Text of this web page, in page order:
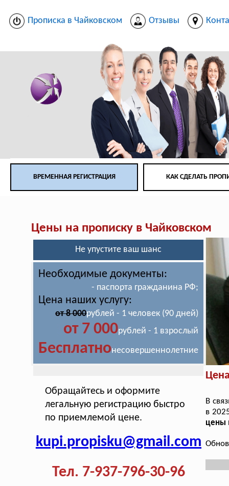
Прописка в Чайковском Отзывы
ВРЕМЕННАЯ РЕГИСТРАЦИЯ КАК СДЕЛАТЬ
Цены на прописку в Чайковском
Не упустите ваш шанс
Необходимые документы:
- паспорта гражданина РФ;
Цена наших услугу:
от 8 000рублей - 1 человек (90 дней)
от 7 000рублей - 1 взрослый
Бесплатнонесовершеннолетние
Обращайтесь и оформите
легальную регистрацию быстро
по приемлемой цене.
kupi.propisku@gmail.com
Тел. 7-937-796-30-96
В
в
цены